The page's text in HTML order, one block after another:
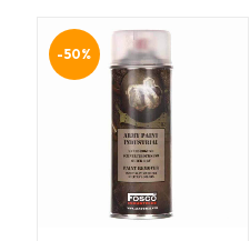
-50%